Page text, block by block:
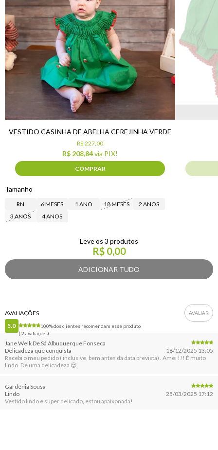
VESTIDO CASINHA DE ABELHA CEREJINHA VERDE
R$ 208,84via PIX!
R$ 227,00
COMPRAR
Tamanho
RN 6 MESES 1 ANO 18 MESES
2 ANOS
3 ANOS
4 ANOS
Leve os 3 produtos
R$ 0,00
AVALIAÇÕES
5.0
( 2 avaliações)
100% dos clientes recomendam esse produto
Jane Welk De Sá Albuquerque Fonseca
18/12/2025 13:05
Delicadeza que conquista
Recebi o meu pedido ( inclusive, bem antes da data prevista) . Amei !!! É muito
lindo. De uma delicadeza 😍
Gardênia Sousa
25/03/2025 17:12
Lindo
Vestido lindo e super delicado, estou apaixonada!